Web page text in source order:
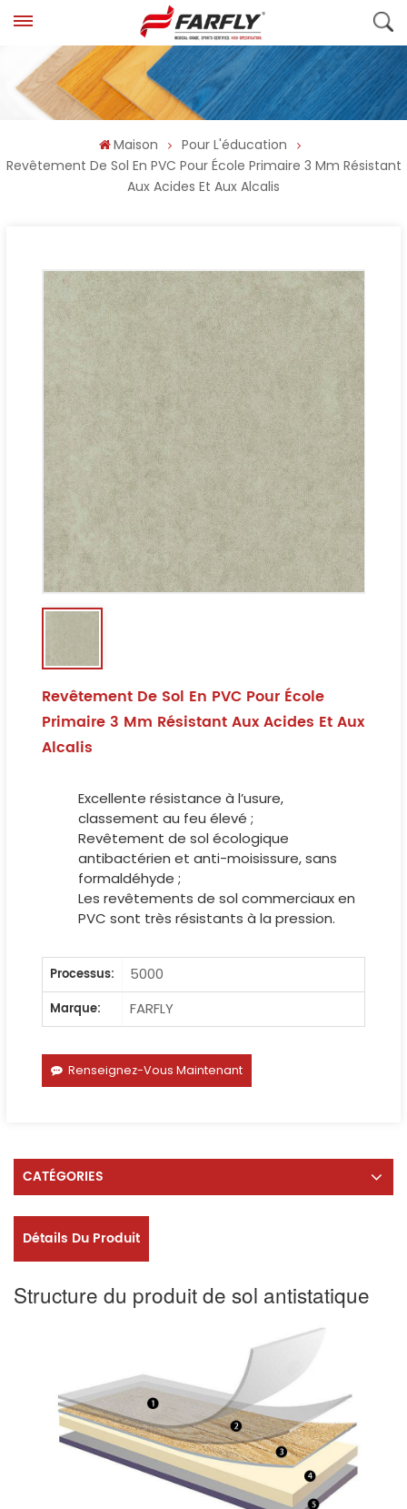
Maison
Pour L'éducation
Revêtement De Sol En PVC Pour École Primaire 3 Mm Résistant
Aux Acides Et Aux Alcalis
Revêtement De Sol En PVC Pour École
Primaire 3 Mm Résistant Aux Acides Et Aux
Alcalis
Excellente résistance à l’usure,
classement au feu élevé ;
Revêtement de sol écologique
antibactérien et anti-moisissure, sans
formaldéhyde ;
Les revêtements de sol commerciaux en
PVC sont très résistants à la pression.
Processus:
5000
Marque:
FARFLY
Renseignez-Vous Maintenant
CATÉGORIES
Détails Du Produit
Structure du produit de sol antistatique